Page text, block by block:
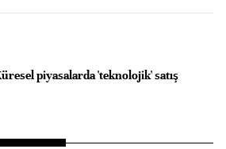
piyasalarda 'teknolojik' satış